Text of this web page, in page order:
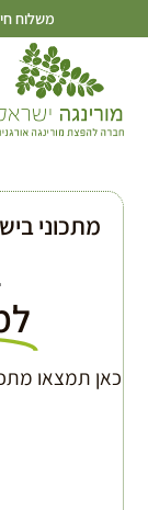
משלוח
מתכוני
כאן תמצאו